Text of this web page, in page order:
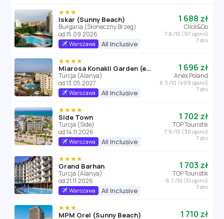
★★★
Iskar (Sunny Beach)
Bułgaria (Słoneczny Brzeg)
od 15.09.2026
Warszawa All Inclusive
1 688 zł
Click&Go
7.8 /10 (97 opinii)
7 dni
★★★★
Miarosa Konakli Garden (ex Hedef Rose Garden)
Turcja (Alanya)
od 13.05.2027
Warszawa All Inclusive
1 696 zł
Anex Poland
6.5 /10 (499 opinii)
7 dni
★★★★
Side Town
Turcja (Side)
od 14.11.2026
Warszawa All Inclusive
1 702 zł
TOP Touristik
7.9 /10 (30 opinii)
7 dni
★★★★
Grand Barhan
Turcja (Alanya)
od 21.11.2026
Warszawa All Inclusive
1 703 zł
TOP Touristik
6.7 /10 (51 opinii)
7 dni
★★★
MPM Orel (Sunny Beach)
1 710 zł